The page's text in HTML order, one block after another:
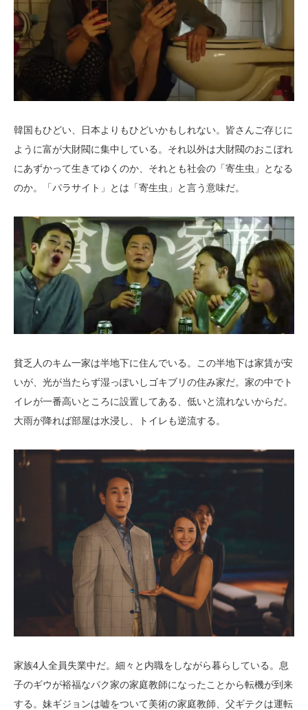
韓国もひどい、日本よりもひどいかもしれない。皆さんご存じに
ように富が大財閥に集中している。それ以外は大財閥のおこぼれ
にあずかって生きてゆくのか、それとも社会の「寄生虫」となる
のか。「パラサイト」とは「寄生虫」と言う意味だ。
貧乏人のキム一家は半地下に住んでいる。この半地下は家賃が安
いが、光が当たらず湿っぽいしゴキブリの住み家だ。家の中でト
イレが一番高いところに設置してある、低いと流れないからだ。
大雨が降れば部屋は水浸し、トイレも逆流する。
家族4人全員失業中だ。細々と内職をしながら暮らしている。息
子のギウが裕福なパク家の家庭教師になったことから転機が到来
する。妹ギジョンは嘘をついて美術の家庭教師、父ギテクは運転